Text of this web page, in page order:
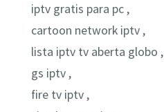
iptv gratis para pc ,
cartoon network iptv ,
lista iptv tv aberta globo ,
gs iptv ,
fire tv iptv ,